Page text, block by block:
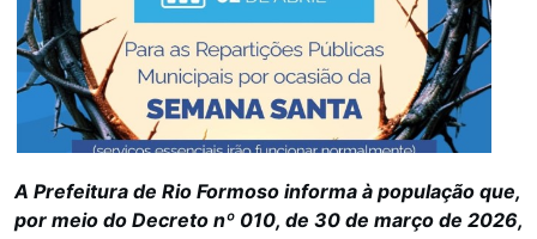
A Prefeitura de Rio Formoso informa à população que,
por meio do Decreto nº 010, de 30 de março de 2026,